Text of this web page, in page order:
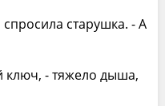
старушка. - А
ключ, - тяжело дыша,